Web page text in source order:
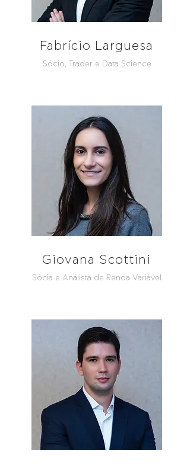
Fabrício Larguesa
Sócio, Trader e Data Science
Giovana Scottini
Sócia e Analista de Renda Variável